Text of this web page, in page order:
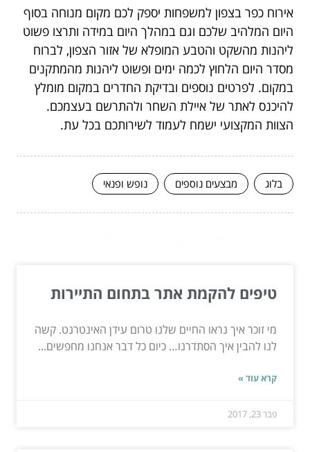
אירוח כפר בצפון למשפחות יספק לכם מקום מנוחה בסוף
היום המלהיב שלכם וגם במהלך היום במידה ותרצו פשוט
ליהנות מהשקט והטבע המופלא של אזור הצפון, לברוח
מסדר היום הלחוץ לכמה ימים ופשוט ליהנות מהמתקנים
במקום. לפרטים נוספים ובדיקת החדרים במקום מומלץ
להיכנס לאתר של איילת השחר ולהתרשם בעצמכם.
הצוות המקצועי ישמח לעמוד לשירותכם בכל עת.
בלוג מבצעים נוספים נופש ופנאי
טיפים להקמת אתר בתחום התיירות
מי זוכר איך נראו החיים שלנו טרום עידן האינטרנט. קשה
לנו להבין איך הסתדרנו… כיום כל דבר אנחנו מחפשים...
קרא עוד »
פבר 23, 2017